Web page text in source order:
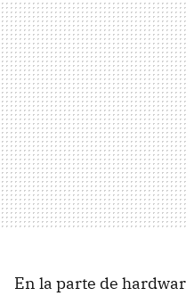
En la parte de